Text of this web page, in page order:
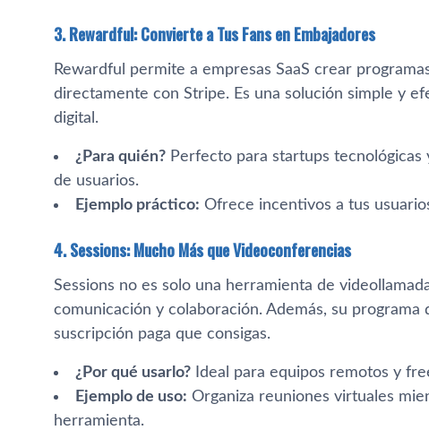
3. Rewardful: Convierte a Tus Fans en Embajadores
Rewardful permite a empresas SaaS crear
directamente con Stripe. Es una solución simple y
digital.
¿Para quién? Perfecto para startups
de usuarios.
Ejemplo práctico: Ofrece incentivos a tus
4. Sessions: Mucho Más que Videoconferencias
Sessions no es solo una herramienta de
comunicación y colaboración. Además, su
suscripción paga que consigas.
¿Por qué usarlo? Ideal para equipos remotos y
Ejemplo de uso: Organiza reuniones virtuales
herramienta.